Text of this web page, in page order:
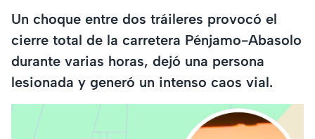
Un choque entre dos tráileres provocó el
cierre total de la carretera Pénjamo-Abasolo
durante varias horas, dejó una persona
lesionada y generó un intenso caos vial.